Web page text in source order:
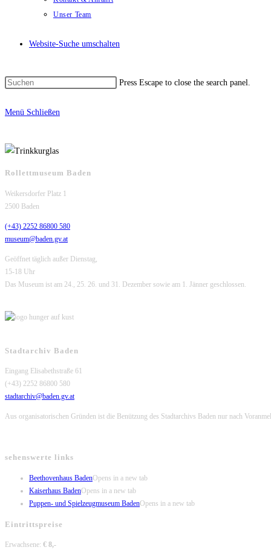
Unser Team
Website-Suche umschalten
Press Escape to close the search panel.
Menü Schließen
Rollettmuseum Baden
Weikersdorfer Platz 1
2500 Baden
(+43) 2252 86800 580
museum@baden.gv.at
Geöffnet täglich außer Dienstag,
15-18 Uhr
Das Museum ist am 24., 25. 26. und 31. Dezember sowie am 1. Jänner geschlossen.
Stadtarchiv Baden
Eingang Elisabethstraße 61
(+43) 2252 86800 580
stadtarchiv@baden.gv.at
Aus organisatorischen Gründen ist die Benützung des Stadtarchivs Baden nur nach
sehenswerte links
Beethovenhaus BadenOpens in a new tab
Kaiserhaus BadenOpens in a new tab
Puppen- und Spielzeugmuseum BadenOpens in a new tab
Eintrittspreise
Erwachsene: € 8,-